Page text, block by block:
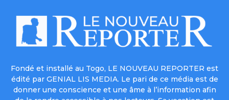
Fondé et installé au Togo, LE NOUVEAU REPORTER est
édité par GENIAL LIS MEDIA. Le pari de ce média est de
donner une conscience et une âme à l’information afin